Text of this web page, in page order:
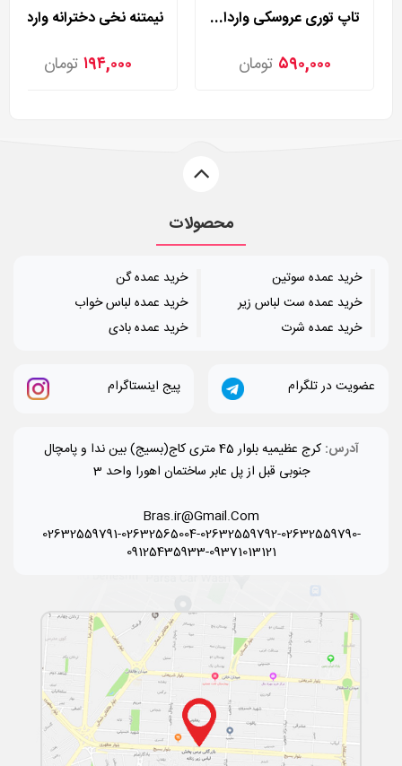
تاپ توری عروسکی وارداتی مدل 8813
۵۹۰,۰۰۰ تومان ۱۹۴,۰۰۰ تومان
محصولات
خرید عمده سوتین
خرید عمده ست لباس زیر
خرید عمده شرت
خرید عمده گن
خرید عمده لباس خواب
خرید عمده بادی
عضویت در تلگرام پیج اینستاگرام
آدرس:
کرج عظیمیه بلوار 45 متری کاج(بسیج) بین ندا و پامچال
جنوبی قبل از پل عابر ساختمان اهورا واحد 3
Bras.ir@Gmail.Com
02632559791-02632565004-02632559792-02632559790-
09125435933-09371013121